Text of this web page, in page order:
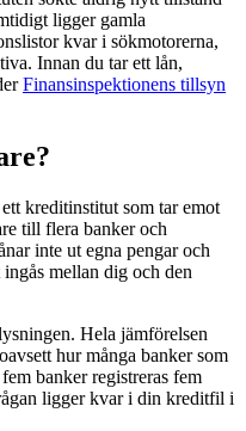
ligger gamla
kvar i sökmotorerna,
Innan du tar ett lån,
Finansinspektionens tillsyn
kreditinstitut som tar emot
till flera banker och
inte ut egna pengar och
mellan dig och den
Hela jämförelsen
hur många banker som
banker registreras fem
ligger kvar i din kreditfil i